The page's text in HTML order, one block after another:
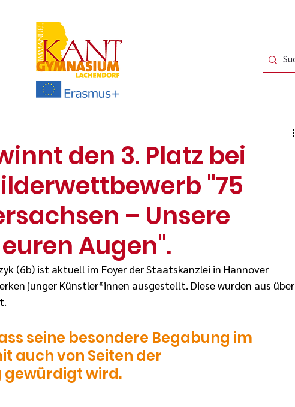
den 3. Platz bei
"75
– Unsere
Augen".
(6b) ist aktuell im Foyer der Staatskanzlei in Hannover
junger Künstler*innen ausgestellt. Diese wurden aus über
seine besondere Begabung im
auch von Seiten der
gewürdigt wird.